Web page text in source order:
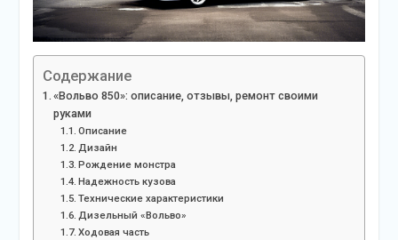
Содержание
«Вольво 850»: описание, отзывы, ремонт своими
руками
Описание
Дизайн
Рождение монстра
Надежность кузова
Технические характеристики
Дизельный «Вольво»
Ходовая часть